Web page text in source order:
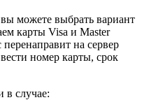
можете выбрать вариант
карты Visa и Master
на сервер
номер карты, срок
в случае: